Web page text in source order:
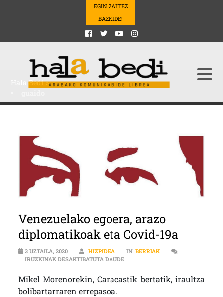
EGIN ZAITEZ
BAZKIDE!
Hala Bedi>
Venezuelako egoera, arazo
diplomatikoak eta Covid-19a
3 UZTAILA, 2020 HIZPIDEA IN BERRIAK
IRUZKINAK DESAKTIBATUTA DAUDEVENEZUELAKO EGOERA, ARAZO
Mikel Morenorekin, Caracastik bertatik, iraultza
bolibartarraren errepasoa.